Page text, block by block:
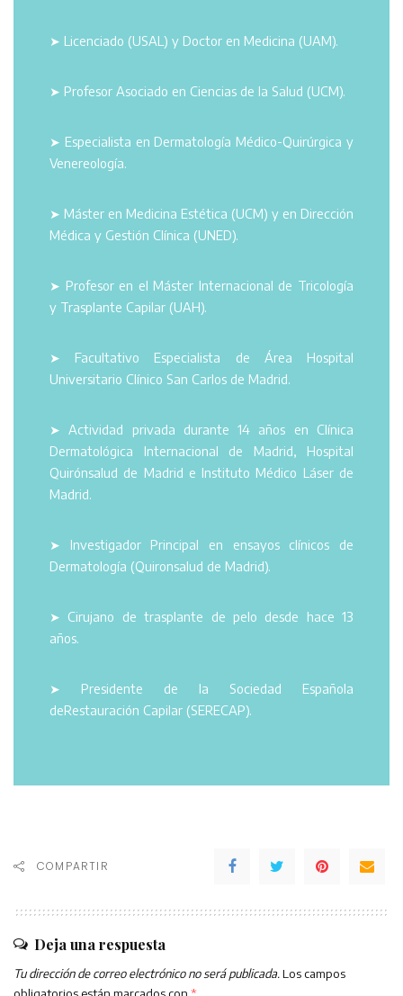
➤ Licenciado (USAL) y Doctor en Medicina (UAM).
➤ Profesor Asociado en Ciencias de la Salud (UCM).
➤ Especialista en Dermatología Médico-Quirúrgica y
Venereología.
➤ Máster en Medicina Estética (UCM) y en Dirección
Médica y Gestión Clínica (UNED).
➤ Profesor en el Máster Internacional de Tricología
y Trasplante Capilar (UAH).
➤ Facultativo Especialista de Área Hospital
Universitario Clínico San Carlos de Madrid.
➤ Actividad privada durante 14 años en Clínica
Dermatológica Internacional de Madrid, Hospital
Quirónsalud de Madrid e Instituto Médico Láser de
Madrid.
➤ Investigador Principal en ensayos clínicos de
Dermatología (Quironsalud de Madrid).
➤ Cirujano de trasplante de pelo desde hace 13
años.
➤ Presidente de la Sociedad Española
deRestauración Capilar (SERECAP).
COMPARTIR
Deja una respuesta
Tu dirección de correo electrónico no será publicada. Los campos
obligatorios están marcados con *